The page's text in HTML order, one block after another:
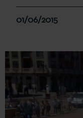
01/06/2015